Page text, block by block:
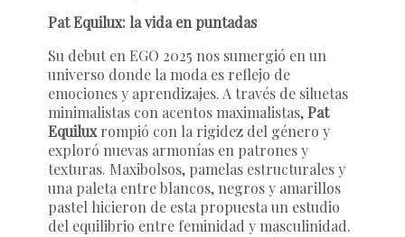
Pat Equilux: la vida en puntadas
Su debut en EGO 2025 nos sumergió en un
universo donde la moda es reflejo de
emociones y aprendizajes. A través de siluetas
minimalistas con acentos maximalistas,Pat
Equiluxrompió con la rigidez del género y
exploró nuevas armonías en patrones y
texturas. Maxibolsos, pamelas estructurales y
una paleta entre blancos, negros y amarillos
pastel hicieron de esta propuesta un estudio
del equilibrio entre feminidad y masculinidad.